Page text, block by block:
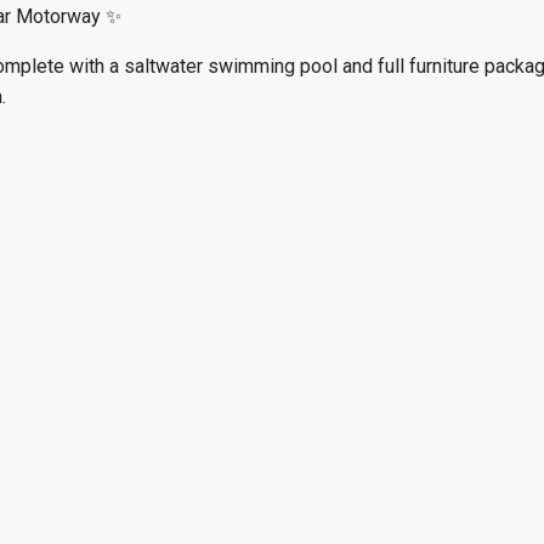
Motorway ✨
with a saltwater swimming pool and full furniture